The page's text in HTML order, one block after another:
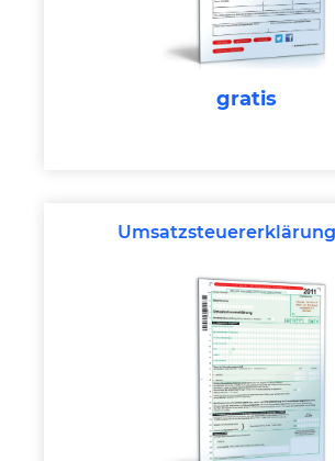
gratis
Umsatzsteuererklärung